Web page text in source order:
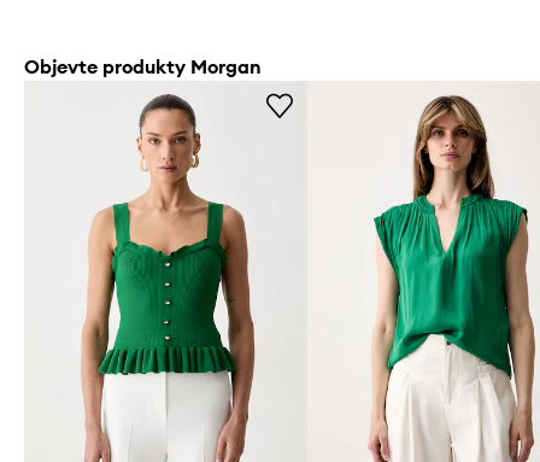
Objevte produkty Morgan